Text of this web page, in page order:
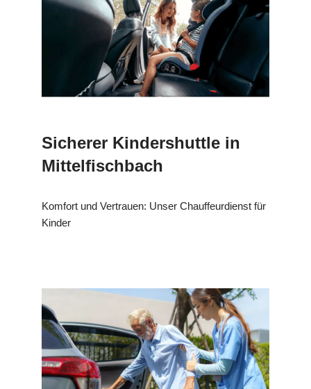
Sicherer Kindershuttle in
Mittelfischbach
Komfort und Vertrauen: Unser Chauffeurdienst für
Kinder